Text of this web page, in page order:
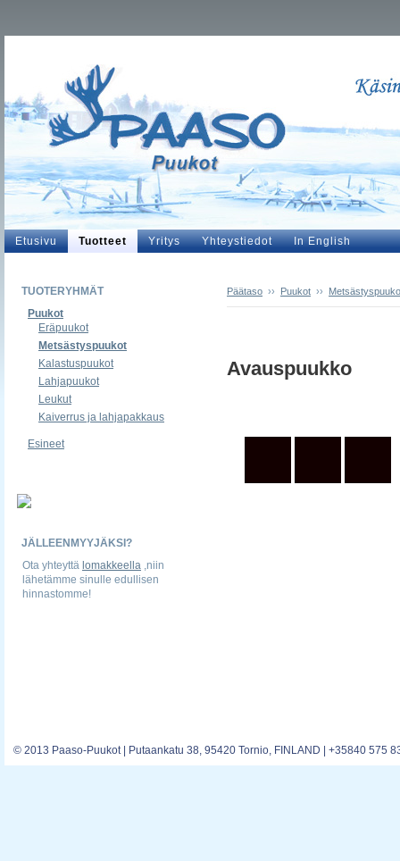
Etusivu Tuotteet Yritys Yhteystiedot In English
TUOTERYHMÄT
Puukot
Eräpuukot
Metsästyspuukot
Kalastuspuukot
Lahjapuukot
Leukut
Kaiverrus ja lahjapakkaus
Esineet
JÄLLEENMYYJÄKSI?
Ota yhteyttä lomakkeella ,niin
lähetämme sinulle edullisen
hinnastomme!
Päätaso ›› Puukot ››
Avauspuukko
© 2013 Paaso-Puukot | Putaankatu 38, 95420 Tornio, FINLAND | +35840 575